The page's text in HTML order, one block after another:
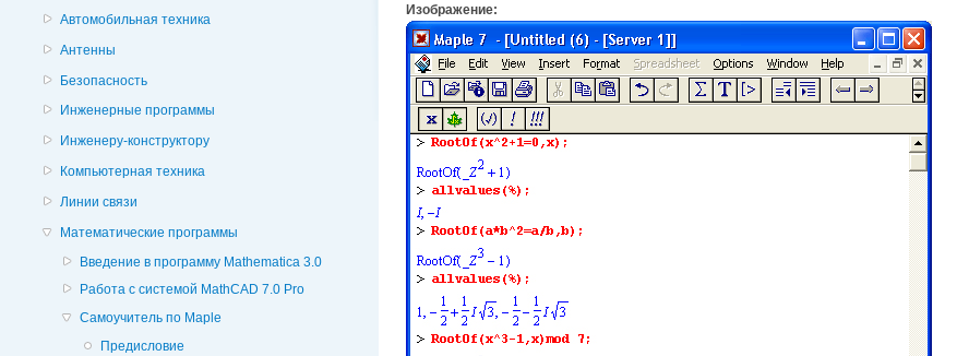
Автомобильная техника
Антенны
Безопасность
Инженерные программы
Инженеру-конструктору
Компьютерная техника
Линии связи
Математические программы
Введение в программу Mathematica 3.0
Работа с системой MathCAD 7.0 Pro
Самоучитель по Maple
Предисловие
Изображение: